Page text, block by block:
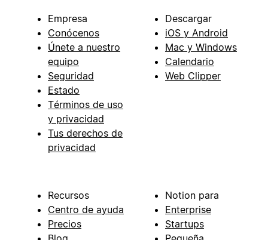
Empresa
Conócenos
Únete a nuestro
equipo
Seguridad
Estado
Términos de uso
y privacidad
Tus derechos de
privacidad
Descargar
iOS y Android
Mac y Windows
Calendario
Web Clipper
Recursos
Centro de ayuda
Precios
Notion para
Enterprise
Startups